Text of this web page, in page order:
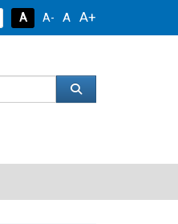
A A- A A+